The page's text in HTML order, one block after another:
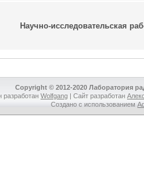
Научно-исследовательская
Copyright © 2012-2020 Лаборатория
разработан Wolfgang | Сайт разработан
Создано с использованием